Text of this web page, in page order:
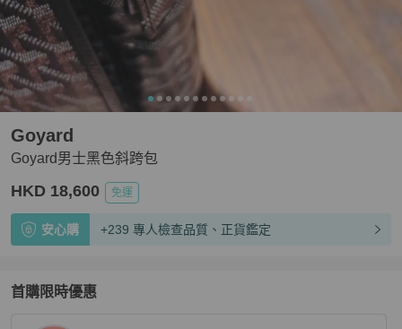
Goyard男士黑色斜跨包
Goyard
HKD 18,600 免運
安心購 +239 專人檢查品質、正貨鑑定
首購限時優惠